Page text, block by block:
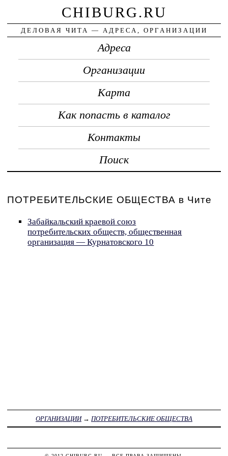
CHIBURG.RU
ДЕЛОВАЯ ЧИТА — АДРЕСА, ОРГАНИЗАЦИИ
Адреса
Организации
Карта
Как попасть в каталог
Контакты
Поиск
ПОТРЕБИТЕЛЬСКИЕ ОБЩЕСТВА в Чите
Забайкальский краевой союз
потребительских обществ, общественная
организация — Курнатовского 10
ОРГАНИЗАЦИИ→ ПОТРЕБИТЕЛЬСКИЕ ОБЩЕСТВА